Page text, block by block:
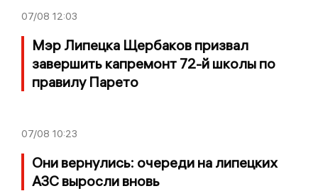
07/08 12:03
Мэр Липецка Щербаков призвал
завершить капремонт 72-й школы по
правилу Парето
07/08 10:23
Они вернулись: очереди на липецких
АЗС выросли вновь